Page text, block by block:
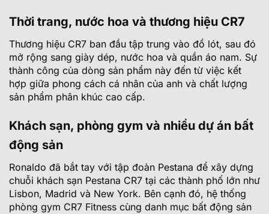
Thời trang, nước hoa và thương hiệu CR7
Thương hiệu CR7 ban đầu tập trung vào đồ lót, sau đó
mở rộng sang giày dép, nước hoa và quần áo nam. Sự
thành công của dòng sản phẩm này đến từ việc kết
hợp giữa phong cách cá nhân của anh và chất lượng
sản phẩm phân khúc cao cấp.
Khách sạn, phòng gym và nhiều dự án bất
động sản
Ronaldo đã bắt tay với tập đoàn Pestana để xây dựng
chuỗi khách sạn Pestana CR7 tại các thành phố lớn như
Lisbon, Madrid và New York. Bên cạnh đó, hệ thống
phòng gym CR7 Fitness cùng danh mục bất động sản